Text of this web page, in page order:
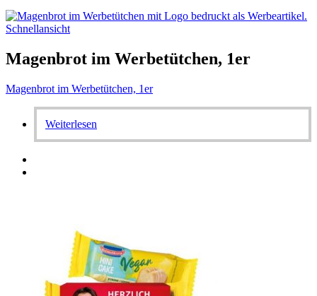
Schnellansicht
Magenbrot im Werbetütchen, 1er
Magenbrot im Werbetütchen, 1er
Weiterlesen